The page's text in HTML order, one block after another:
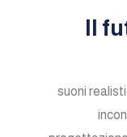
Il
suoni